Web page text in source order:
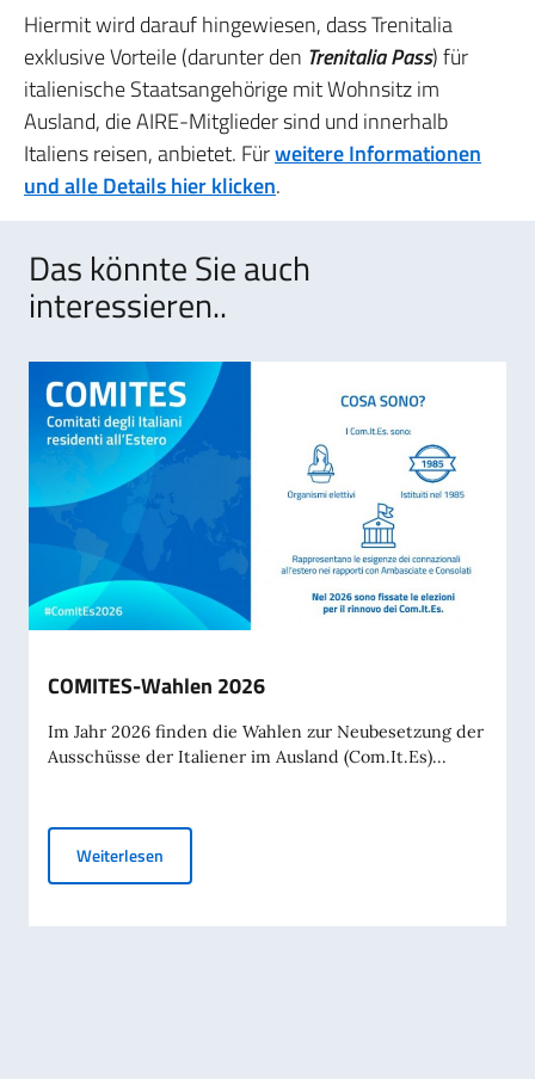
Hiermit wird darauf hingewiesen, dass Trenitalia
exklusive Vorteile (darunter den Trenitalia Pass) für
italienische Staatsangehörige mit Wohnsitz im
Ausland, die AIRE-Mitglieder sind und innerhalb
Italiens reisen, anbietet. Fürweitere Informationen
und alle Details hier klicken.
Das könnte Sie auch
interessieren..
COMITES-Wahlen 2026
Im Jahr 2026 finden die Wahlen zur Neubesetzung der
Ausschüsse der Italiener im Ausland (Com.It.Es)...
Weiterlesen